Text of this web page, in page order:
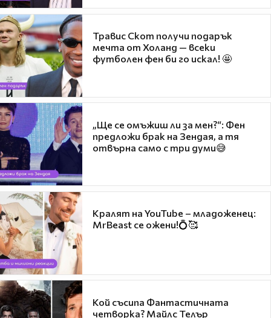
Травис Скот получи подарък
мечта от Холанд — всеки
футболен фен би го искал! 🤩
„Ще се омъжиш ли за мен?“: Фен
предложи брак на Зендая, а тя
отвърна само с три думи😅
Кралят на YouTube – младоженец:
MrBeast се ожени!💍🥰
Кой съсипа Фантастичната
четворка? Майлс Телър